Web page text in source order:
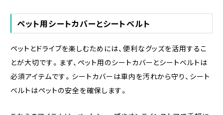
ペット用シートカバーとシートベルト
ペットとドライブを楽しむためには、便利なグッズを活用するこ
とが大切です。まず、ペット用のシートカバーとシートベルトは
必須アイテムです。シートカバーは車内を汚れから守り、シート
ベルトはペットの安全を確保します。